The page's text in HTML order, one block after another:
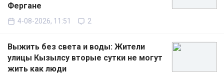
Фергане
4-08-2026, 11:51 2
Выжить без света и воды: Жители
улицы Кызылсу вторые сутки не могут
жить как люди